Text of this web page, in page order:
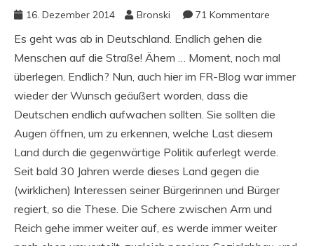
16. Dezember 2014 Bronski 71 Kommentare
Es geht was ab in Deutschland. Endlich gehen die
Menschen auf die Straße! Ähem … Moment, noch mal
überlegen. Endlich? Nun, auch hier im FR-Blog war immer
wieder der Wunsch geäußert worden, dass die
Deutschen endlich aufwachen sollten. Sie sollten die
Augen öffnen, um zu erkennen, welche Last diesem
Land durch die gegenwärtige Politik auferlegt werde.
Seit bald 30 Jahren werde dieses Land gegen die
(wirklichen) Interessen seiner Bürgerinnen und Bürger
regiert, so die These. Die Schere zwischen Arm und
Reich gehe immer weiter auf, es werde immer weiter